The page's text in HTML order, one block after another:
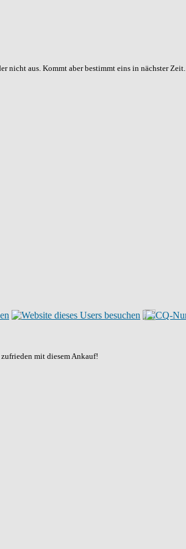
nicht aus. Kommt aber bestimmt eins in nächster Zeit.
mit diesem Ankauf!